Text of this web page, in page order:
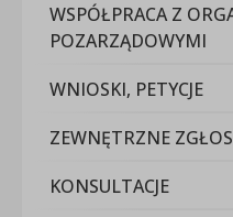
WSPÓŁPRACA Z
POZARZĄDOWYMI
WNIOSKI, PETYCJE
ZEWNĘTRZNE
KONSULTACJE